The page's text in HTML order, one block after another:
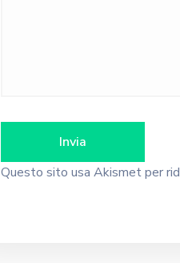
Questo sito usa Akismet per